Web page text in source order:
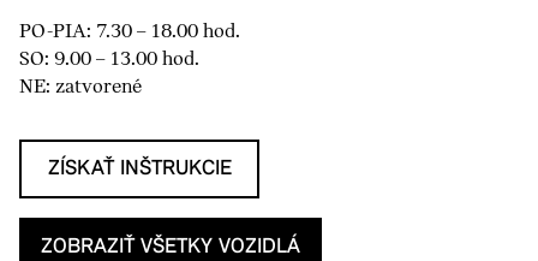
PO-PIA: 7.30 – 18.00 hod.
SO: 9.00 – 13.00 hod.
NE: zatvorené
ZÍSKAŤ INŠTRUKCIE
ZOBRAZIŤ VŠETKY VOZIDLÁ